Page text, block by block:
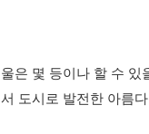
은 몇 등이나 할 수
도시로 발전한 아름